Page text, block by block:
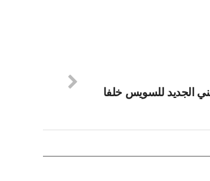
الجديد للسويس خلفا